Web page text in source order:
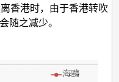
香港时，由于香港转吹
随之减少。